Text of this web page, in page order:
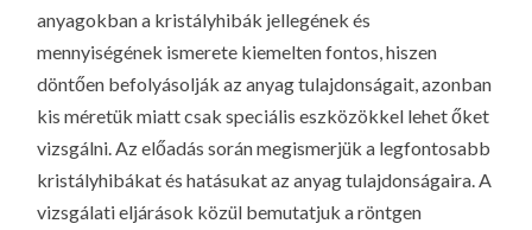
anyagokban a kristályhibák jellegének és
mennyiségének ismerete kiemelten fontos, hiszen
döntően befolyásolják az anyag tulajdonságait, azonban
kis méretük miatt csak speciális eszközökkel lehet őket
vizsgálni. Az előadás során megismerjük a legfontosabb
kristályhibákat és hatásukat az anyag tulajdonságaira. A
vizsgálati eljárások közül bemutatjuk a röntgen